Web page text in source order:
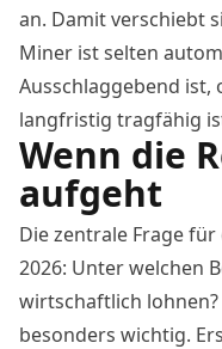
an. Damit verschiebt
Miner ist selten
Ausschlaggebend ist,
langfristig tragfähig
Wenn die
aufgeht
Die zentrale Frage
2026: Unter welchen
wirtschaftlich
besonders wichtig.